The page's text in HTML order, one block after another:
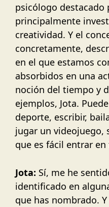
psicólogo destacado
principalmente
creatividad. Y el
concretamente,
en el que estamos
absorbidos en una
noción del tiempo y
ejemplos, Jota.
deporte, escribir,
jugar un videojuego,
que es fácil entrar en
Jota: Sí, me he
identificado en
que has nombrado.